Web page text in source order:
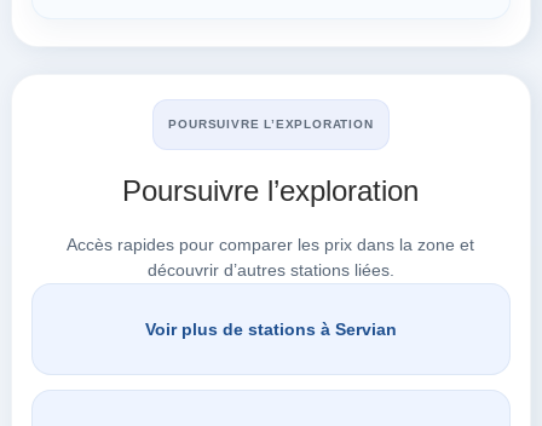
Rechercher à Servian
POURSUIVRE L’EXPLORATION
Poursuivre l’exploration
Accès rapides pour comparer les prix dans la zone et
découvrir d’autres stations liées.
Voir plus de stations à Servian